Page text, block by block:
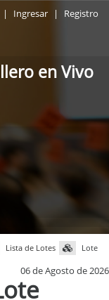
| Ingresar | Registro
en Vivo
Lista de Lotes Lote
06 de Agosto de 2026